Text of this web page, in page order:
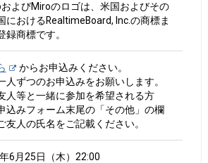
よびMiroのロゴは、米国およびその
におけるRealtimeBoard, Inc.の商標ま
録商標です。
からお申込みください。
人ずつのお申込みをお願いします。
人等と一緒に参加を希望される方
込みフォーム末尾の「その他」の欄
友人の氏名をご記載ください。
6月25日（木）22:00